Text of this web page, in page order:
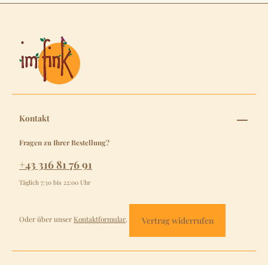
Kontakt
Fragen zu Ihrer Bestellung?
+43 316 81 76 91
Täglich 7:30 bis 22:00 Uhr
Oder über unser Kontaktformular. Vertrag widerrufen